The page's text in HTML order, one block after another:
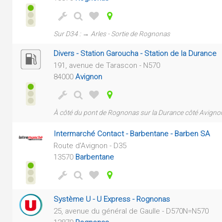
Sur D34 : → Arles - Sortie de Rognonas
Divers - Station Garoucha - Station de la Durance
191, avenue de Tarascon - N570
84000 Avignon
À côté du pont de Rognonas sur la Durance côté
Intermarché Contact - Barbentane - Barben SA
Route d'Avignon - D35
13570 Barbentane
Système U - U Express - Rognonas
25, avenue du général de Gaulle - D570N=N570